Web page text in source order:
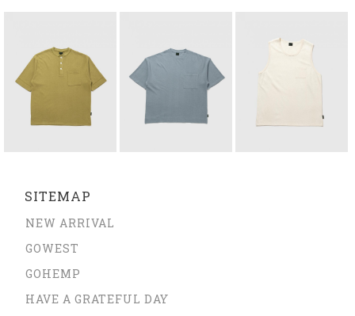
SITEMAP
NEW ARRIVAL
GOWEST
GOHEMP
HAVE A GRATEFUL DAY